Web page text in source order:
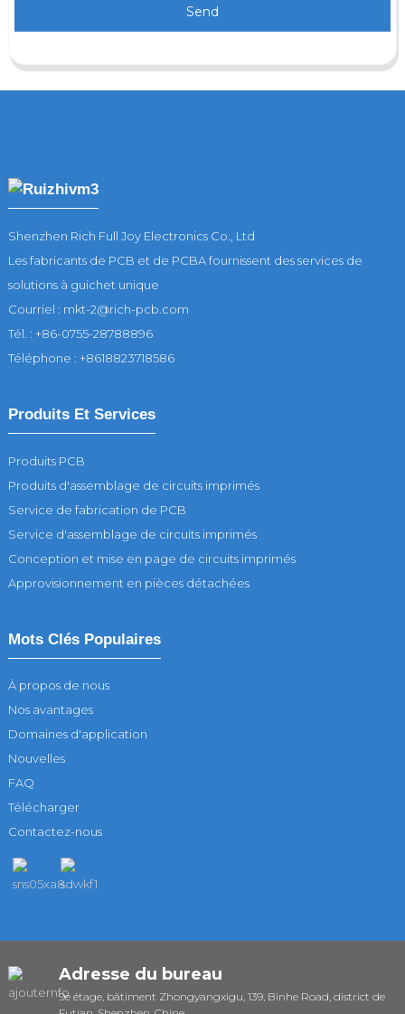
Send
Shenzhen Rich Full Joy Electronics Co., Ltd
Les fabricants de PCB et de PCBA fournissent des services de
solutions à guichet unique
Courriel : mkt-2@rich-pcb.com
Tél. : +86-0755-28788896
Téléphone : +8618823718586
Produits Et Services
Produits PCB
Produits d'assemblage de circuits imprimés
Service de fabrication de PCB
Service d'assemblage de circuits imprimés
Conception et mise en page de circuits imprimés
Approvisionnement en pièces détachées
Mots Clés Populaires
À propos de nous
Nos avantages
Domaines d'application
Nouvelles
FAQ
Télécharger
Contactez-nous
Adresse du bureau
9e étage, bâtiment Zhongyangxigu, 139, Binhe Road, district de